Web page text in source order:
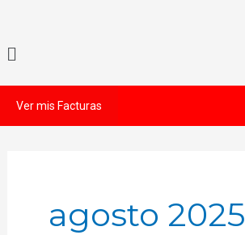
contenido
Menú
Ver mis Facturas
agosto 2025